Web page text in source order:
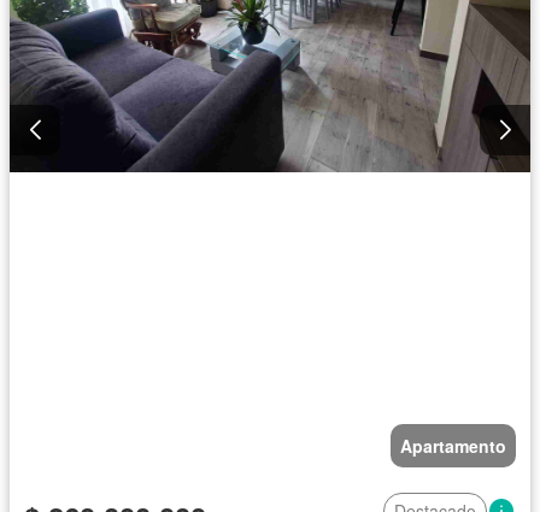
Apartamento